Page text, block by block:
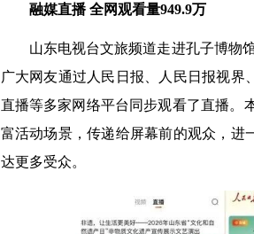
融媒直播 全网观看量949.9万
山东电视台文旅频道走进孔子博物
广大网友通过人民日报、人民日报视
直播等多家网络平台同步观看了直播。
富活动场景，传递给屏幕前的观众，进
达更多受众。